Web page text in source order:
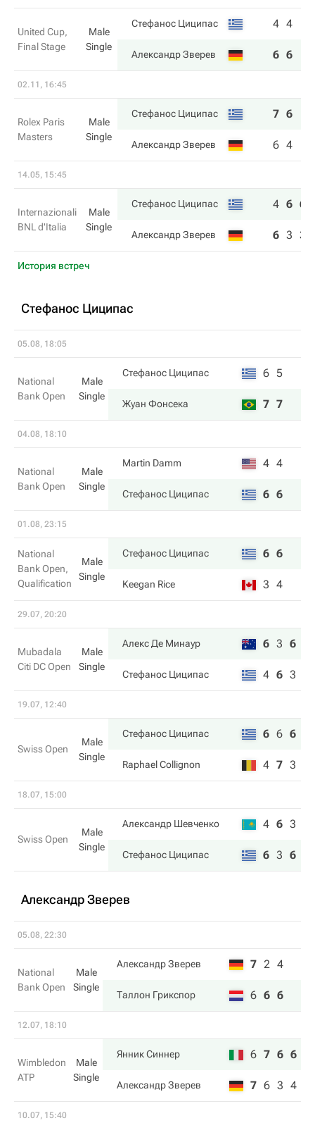
United Cup,
Final Stage
Male
Single
Стефанос Циципас 4 4
Александр Зверев 6 6
02.11, 16:45
Rolex Paris
Masters
Male
Single
Стефанос Циципас 7 6
Александр Зверев 6 4
14.05, 15:45
Internazionali
BNL d'Italia
Male
Single
Стефанос Циципас 4 6 6
Александр Зверев 6 3 3
История встреч
Стефанос Циципас
05.08, 18:05
National
Bank Open
Male
Single
Стефанос Циципас 6 5
Жуан Фонсека 7 7
04.08, 18:10
National
Bank Open
Male
Single
Martin Damm 4 4
Стефанос Циципас 6 6
01.08, 23:15
National
Bank Open,
Qualification
Male
Single
Стефанос Циципас 6 6
Keegan Rice 3 4
29.07, 20:20
Mubadala
Citi DC Open
Male
Single
Алекс Де Минаур 6 3 6
Стефанос Циципас 4 6 3
19.07, 12:40
Swiss Open
Male
Single
Стефанос Циципас 6 6 6
Raphael Collignon 4 7 3
18.07, 15:00
Swiss Open
Male
Single
Александр Шевченко 4 6 3
Стефанос Циципас 6 3 6
Александр Зверев
05.08, 22:30
National
Bank Open
Male
Single
Александр Зверев 7 2 4
Таллон Грикспор 6 6 6
12.07, 18:10
Wimbledon
ATP
Male
Single
Янник Синнер 6 7 6 6
Александр Зверев 7 6 3 4
10.07, 15:40